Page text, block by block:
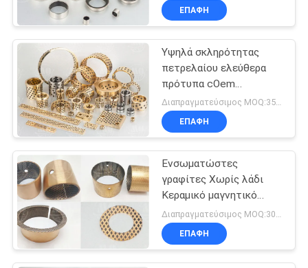
ΕΠΑΦΉ
ΜΕ
ΖΗΤΉΣΤΕ
ΈΝΑ
ΑΠΌΣΠΑΣΜΑ
SITEMAP
PRIVACY
POLICY
ΕΠΑΦΉ
Υψηλά σκληρότητας
πετρελαίου ελεύθερα
πρότυπα cOem
εφαρμογής δακτυλίων
αυτοκινητικά
Διαπραγματεύσιμος MOQ:350 PC
ΕΠΑΦΉ
Ενσωματώστες
γραφίτες Χωρίς λάδι
Κεραμικό μαγνητικό
ρυμουλκούμενο υψηλής
χωρητικότητας Κίνα
Διαπραγματεύσιμος MOQ:300 PC
ΕΠΑΦΉ